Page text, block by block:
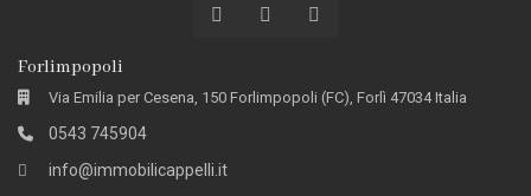
Forlimpopoli
Via Emilia per Cesena, 150 Forlimpopoli (FC), Forlì 47034 Italia
0543 745904
info@immobilicappelli.it